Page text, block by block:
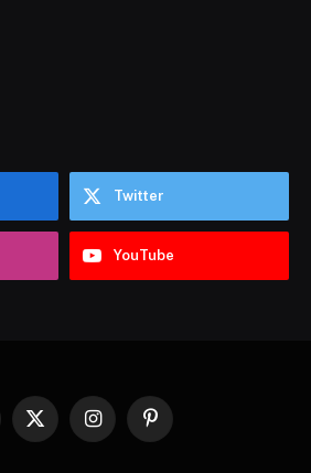
Twitter
YouTube
X
InstagramPinterest